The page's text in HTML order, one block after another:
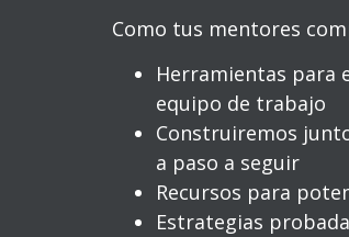
Como tus mentores
Herramientas para
equipo de trabajo
Construiremos
a paso a seguir
Recursos para
Estrategias